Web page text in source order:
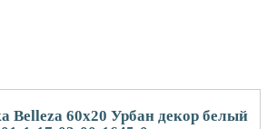
Belleza 60x20 Урбан декор белый